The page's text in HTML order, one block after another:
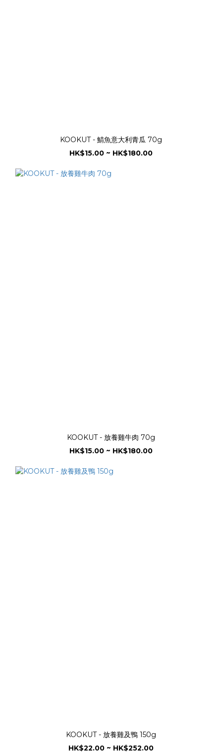
KOOKUT - 鯖魚意大利青瓜 70g
HK$15.00 ~ HK$180.00
KOOKUT - 放養雞牛肉 70g
HK$15.00 ~ HK$180.00
KOOKUT - 放養雞及鴨 150g
HK$22.00 ~ HK$252.00